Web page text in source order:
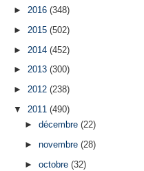
►2016(348)
► 2015(502)
► 2014(452)
►2013(300)
►2012(238)
▼ 2011(490)
► décembre (22)
► novembre (28)
► octobre (32)